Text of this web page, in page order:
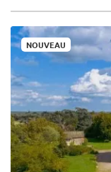
NOUVEAU